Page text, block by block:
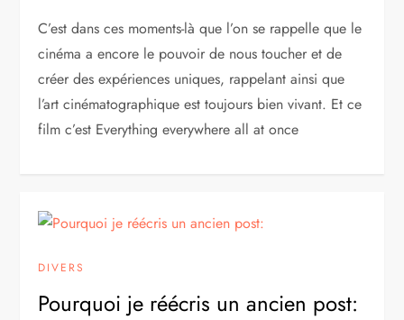
C’est dans ces moments-là que l’on se rappelle que le
cinéma a encore le pouvoir de nous toucher et de
créer des expériences uniques, rappelant ainsi que
l’art cinématographique est toujours bien vivant. Et ce
film c’est Everything everywhere all at once
DIVERS
Pourquoi je réécris un ancien post: